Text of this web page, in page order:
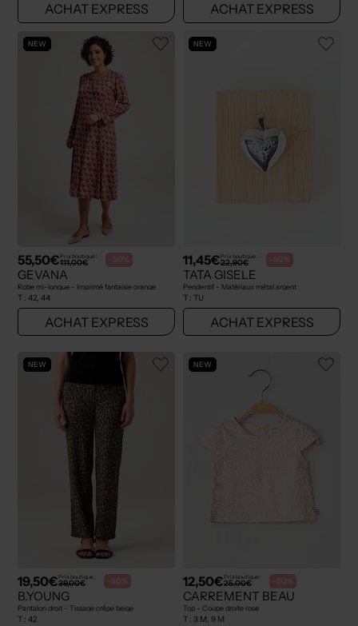
ACHAT EXPRESS ACHAT EXPRESS
NEW
55,50€Prix boutique :
111,00€ -50%
GEVANA
Robe mi-longue - Imprimé fantaisie orange
T : 42, 44
ACHAT EXPRESS
NEW
11,45€Prix boutique :
22,90€ -50%
TATA GISELE
Pendentif - Matériaux métal argent
T : TU
ACHAT EXPRESS
NEW
19,50€Prix boutique :
39,00€ -50%
B.YOUNG
Pantalon droit - Tissage crêpe beige
T : 42
NEW
12,50€Prix boutique :
25,00€ -50%
CARREMENT BEAU
Top - Coupe droite rose
T : 3 M, 9 M